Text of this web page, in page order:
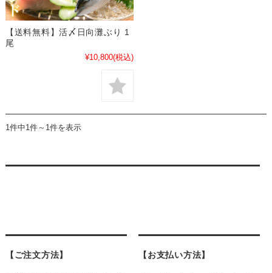
【送料無料】活〆日向灘ぶり 1
尾
¥10,800(税込)
1件中1件～1件を表示
【ご注文方法】 【お支払い方法】